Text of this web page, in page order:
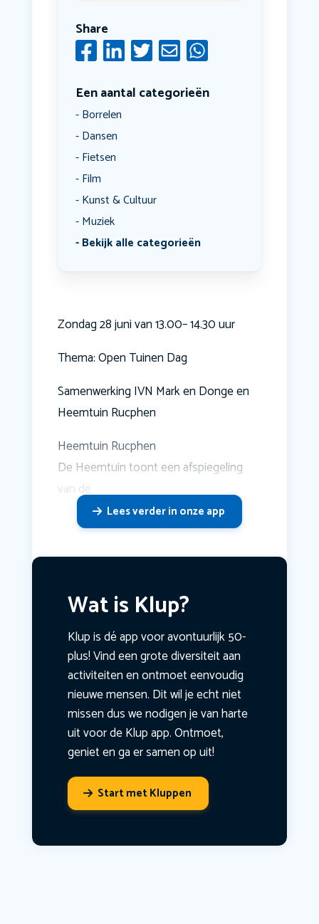
Share
Een aantal categorieën
Borrelen
Dansen
Fietsen
Film
Kunst & Cultuur
Muziek
Bekijk alle categorieën
Zondag 28 juni van 13.00– 14.30 uur
Thema: Open Tuinen Dag
Samenwerking IVN Mark en Donge en
Heemtuin Rucphen
Heemtuin Rucphen
De Heemtuin toont een afspiegeling
van de
Lees verder in onze app
Wat is Klup?
Klup is dé app voor avontuurlijk 50-
plus! Vind een grote diversiteit aan
activiteiten en ontmoet eenvoudig
nieuwe mensen. Dit wil je echt niet
missen dus we nodigen je van harte
uit voor de Klup app. Ontmoet,
geniet en ga er samen op uit!
Start met Kluppen